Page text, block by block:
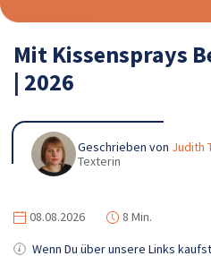
Mit Kissensprays
| 2026
Geschrieben von Judith
Texterin
08.08.2026
8 Min.
Wenn Du über unsere Links